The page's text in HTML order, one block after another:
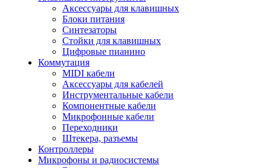
Аксессуары для клавишных
Блоки питания
Синтезаторы
Стойки для клавишных
Цифровые пианино
Коммутация
MIDI кабели
Аксессуары для кабелей
Инструментальные кабели
Компонентные кабели
Микрофонные кабели
Переходники
Штекера, разъемы
Контроллеры
Микрофоны и радиосистемы